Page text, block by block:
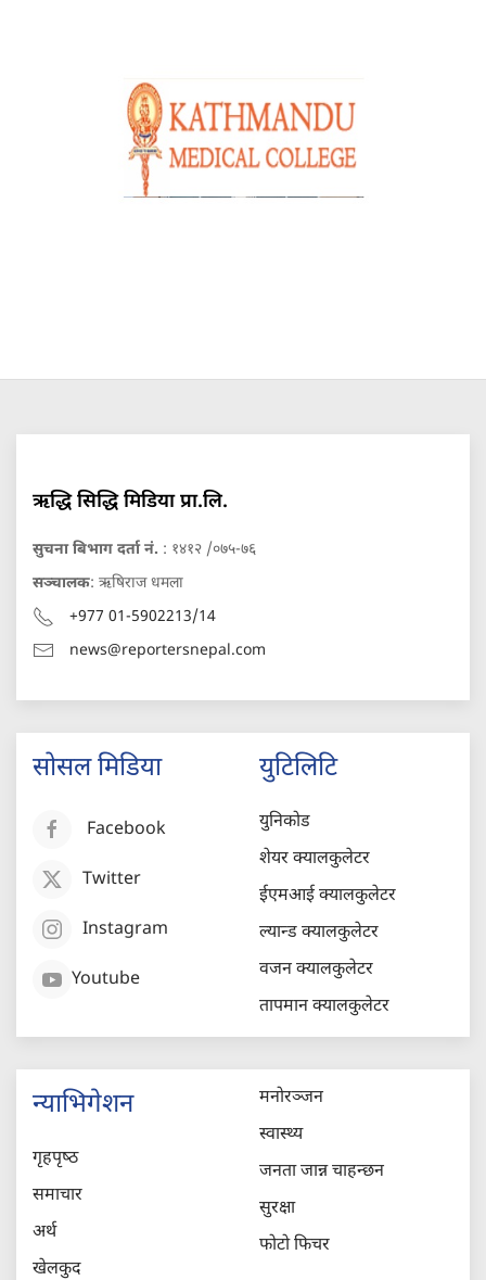
ऋद्धि सिद्धि मिडिया प्रा.लि.
सुचना बिभाग दर्ता नं. : १४१२ /०७५-७६
सञ्चालक: ऋषिराज धमला
+977 01-5902213/14
news@reportersnepal.com
सोसल मिडिया
Facebook
Twitter
Instagram
Youtube
युटिलिटि
युनिकोड
शेयर क्यालकुलेटर
ईएमआई क्यालकुलेटर
ल्यान्ड क्यालकुलेटर
वजन क्यालकुलेटर
तापमान क्यालकुलेटर
न्याभिगेशन
गृहपृष्‍ठ
समाचार
अर्थ
खेलकुद
मनोरञ्जन
स्वास्थ्य
जनता जान्न चाहन्छन
सुरक्षा
फोटो फिचर